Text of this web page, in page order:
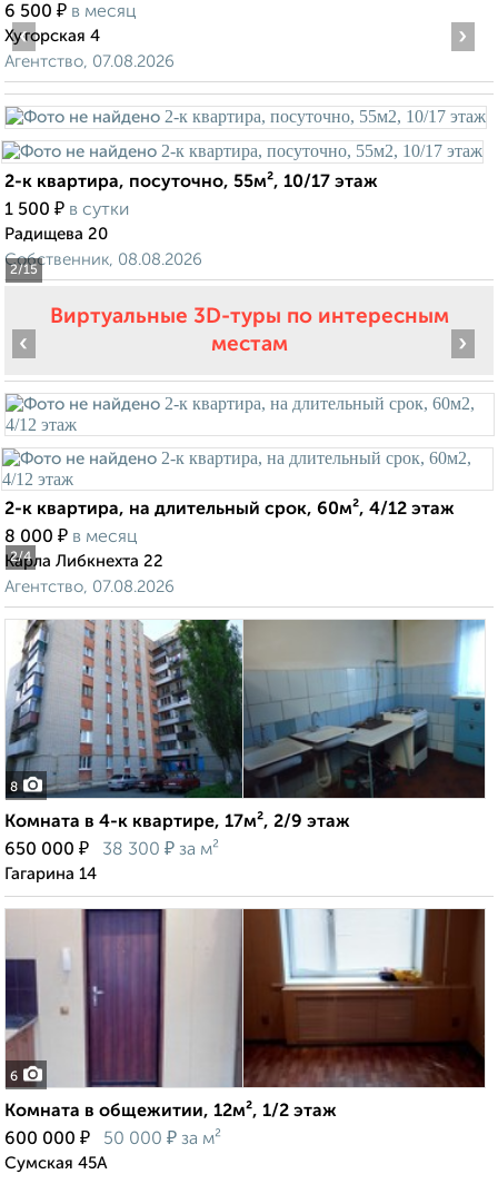
6 500 ₽ в месяц
Хуторская 4
Агентство, 07.08.2026
2/15
‹ ›
2-к квартира, посуточно, 55м², 10/17 этаж
1 500 ₽ в сутки
Радищева 20
Собственник, 08.08.2026
Виртуальные 3D-туры по интересным
местам
2/4
‹ ›
2-к квартира, на длительный срок, 60м², 4/12 этаж
8 000 ₽ в месяц
Карла Либкнехта 22
Агентство, 07.08.2026
8
Комната в 4-к квартире, 17м², 2/9 этаж
650 000 ₽ 38 300 ₽ за м²
Гагарина 14
6
Комната в общежитии, 12м², 1/2 этаж
600 000 ₽ 50 000 ₽ за м²
Сумская 45А